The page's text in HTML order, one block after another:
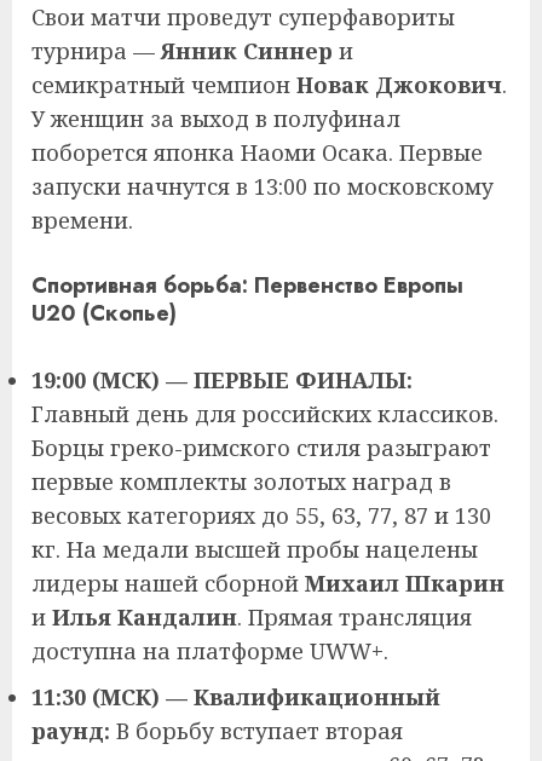
Свои матчи проведут суперфавориты
турнира —Янник Синнер и
семикратный чемпион Новак Джокович.
У женщин за выход в полуфинал
поборется японка Наоми Осака. Первые
запуски начнутся в 13:00 по московскому
времени.
Спортивная борьба: Первенство Европы
U20 (Скопье)
19:00 (МСК) — ПЕРВЫЕ ФИНАЛЫ:
Главный день для российских классиков.
Борцы греко-римского стиля разыграют
первые комплекты золотых наград в
весовых категориях до 55, 63, 77, 87 и 130
кг. На медали высшей пробы нацелены
лидеры нашей сборной Михаил Шкарин
и Илья Кандалин. Прямая трансляция
доступна на платформе UWW+.
11:30 (МСК) — Квалификационный
раунд: В борьбу вступает вторая